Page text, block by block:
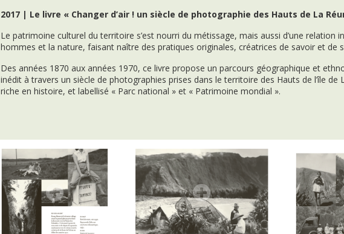
2017 | Le livre « Changer d’air ! un siècle de photographie des Hauts de La
Le patrimoine culturel du territoire s’est nourri du métissage, mais aussi d’une relation
hommes et la nature, faisant naître des pratiques originales, créatrices de savoir et de
Des années 1870 aux années 1970, ce livre propose un parcours géographique et
inédit à travers un siècle de photographies prises dans le territoire des Hauts de l’île de
riche en histoire, et labellisé « Parc national » et « Patrimoine mondial ».